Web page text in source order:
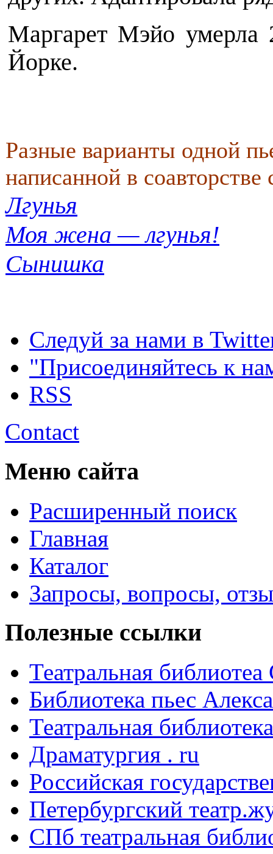
Маргарет Мэйо умерла
Йорке.
Разные варианты одной
написанной в соавторстве
Лгунья
Моя жена — лгунья!
Сынишка
Следуй за нами в
"Присоединяйтесь к
RSS
Contact
Меню сайта
Расширенный поиск
Главная
Каталог
Запросы, вопросы,
Полезные ссылки
Театральная
Библиотека пьес
Театральная
Драматургия . ru
Российская
Петербургский
СПб театральная